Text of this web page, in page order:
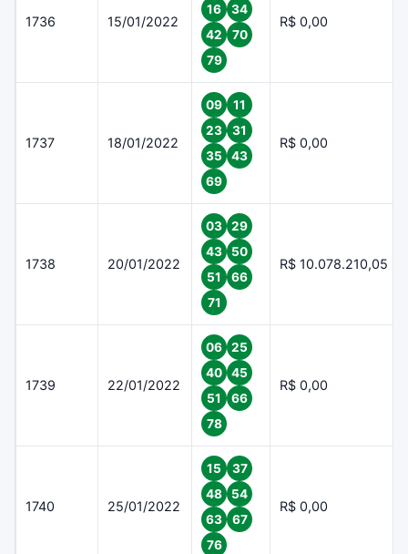
1736 15/01/2022
16
34
42
70
79
R$ 0,00
1737 18/01/2022
09
11
23
31
35
43
69
R$ 0,00
1738 20/01/2022
03
29
43
50
51
66
71
R$ 10.078.210,05
1739 22/01/2022
06
25
40
45
51
66
78
R$ 0,00
1740 25/01/2022
15
37
48
54
63
67
76
R$ 0,00